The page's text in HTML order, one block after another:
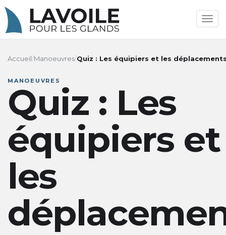
Accueil/Manoeuvres/Quiz : Les équipiers et les
MANOEUVRES
Quiz : Les
équipiers et
les